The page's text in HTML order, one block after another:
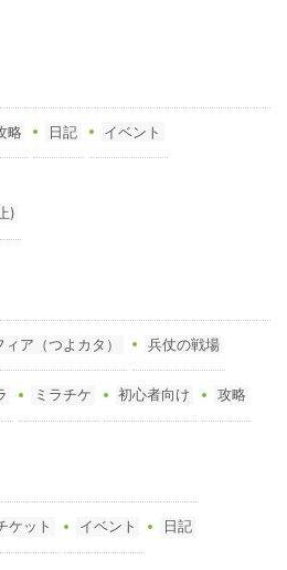
略 日記 イベント
)
ア（つよカタ） 兵仗の戦場
ミラチケ 初心者向け 攻略
ケット イベント 日記